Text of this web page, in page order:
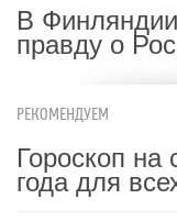
В
правду о
РЕКОМЕНДУЕМ
Гороскоп на
года для